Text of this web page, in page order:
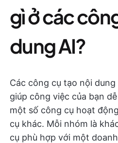
gì ở các
dung AI?
Các công cụ tạo nội
giúp công việc của bạn
một số công cụ hoạt
cụ khác. Mỗi nhóm là
cụ phù hợp với một